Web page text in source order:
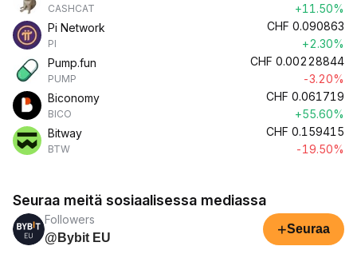
CASHCAT
+11.50%
Pi Network
PI
CHF 0.090863
+2.30%
Pump.fun
PUMP
CHF 0.00228844
-3.20%
Biconomy
BICO
CHF 0.061719
+55.60%
Bitway
BTW
CHF 0.159415
-19.50%
Seuraa meitä sosiaalisessa mediassa
Followers
@Bybit EU
+Seuraa